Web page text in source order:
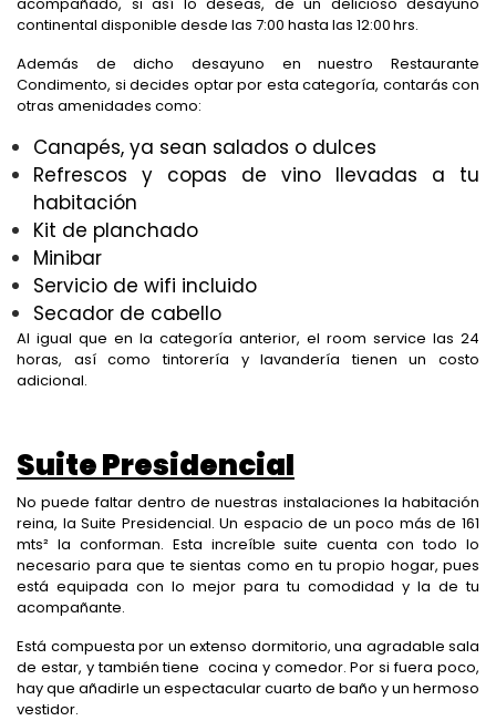
continental disponible desde las 7:00 hasta las 12:00 hrs.
Además de dicho desayuno en nuestro Restaurante
Condimento, si decides optar por esta categoría, contarás con
otras amenidades como:
Canapés, ya sean salados o dulces
Refrescos y copas de vino llevadas a tu
habitación
Kit de planchado
Minibar
Servicio de wifi incluido
Secador de cabello
Al igual que en la categoría anterior, el room service las 24
horas, así como tintorería y lavandería tienen un costo
adicional.
Suite Presidencial
No puede faltar dentro de nuestras instalaciones la habitación
reina, la Suite Presidencial. Un espacio de un poco más de 161
mts² la conforman. Esta increíble suite cuenta con todo lo
necesario para que te sientas como en tu propio hogar, pues
está equipada con lo mejor para tu comodidad y la de tu
acompañante.
Está compuesta por un extenso dormitorio, una agradable sala
de estar, y también tiene cocina y comedor. Por si fuera poco,
hay que añadirle un espectacular cuarto de baño y un hermoso
vestidor.